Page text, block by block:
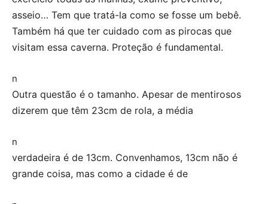
asseio… Tem que tratá-la como se fosse um bebê.
Também há que ter cuidado com as pirocas que
visitam essa caverna. Proteção é fundamental.
n
Outra questão é o tamanho. Apesar de mentirosos
dizerem que têm 23cm de rola, a média
n
verdadeira é de 13cm. Convenhamos, 13cm não é
grande coisa, mas como a cidade é de